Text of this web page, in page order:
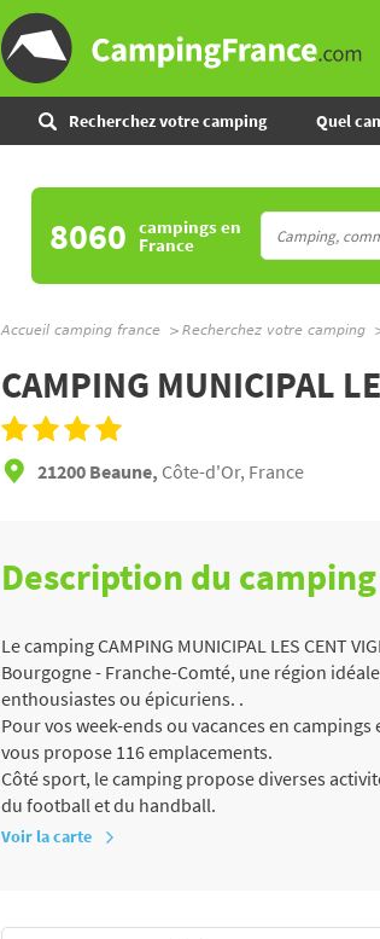
Recherchez votre camping Quel
8060 campingsen
France
Accueil camping france Recherchez votre camping
CAMPING MUNICIPAL
21200 Beaune, Côte-d'Or, France
Description du camping
Le camping CAMPING MUNICIPAL LES CENT
Bourgogne - Franche-Comté, une région
enthousiastes ou épicuriens. .
Pour vos week-ends ou vacances en
vous propose 116 emplacements.
Côté sport, le camping propose diverses
du football et du handball.
Voir la carte